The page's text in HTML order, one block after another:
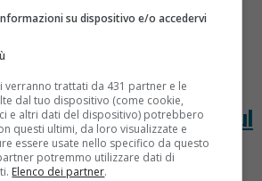
il Peru arriva sul
| LE FOTO
su dispositivo e/o accedervi
verranno trattati da 431 partner e le
dal tuo dispositivo (come cookie,
e altri dati del dispositivo) potrebbero
questi ultimi, da loro visualizzate e
essere usate nello specifico da questo
potremmo utilizzare dati di
Elenco dei partner.